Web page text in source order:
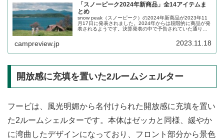
「スノーピーク2024年新商品」全14アイテムま
とめ
snow peak（スノーピーク）の2024年新商品が2023年11
月17日に発表されました。2024年からは段階的に商品が発
表されるようです。決算発表の中で予告されていた通り、
campreview.jp 2023.11.18
開放感に充填を置いた2ルームシェルター
フービは、風光明媚から名付けられた開放感に充填を置い
た2ルームシェルターです。本体はゼッカと同様、緩やか
に湾曲したデザインになっており、フロント部分から景色